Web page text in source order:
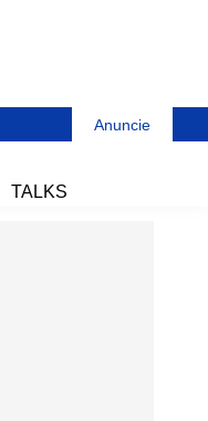
Anuncie
TALKS